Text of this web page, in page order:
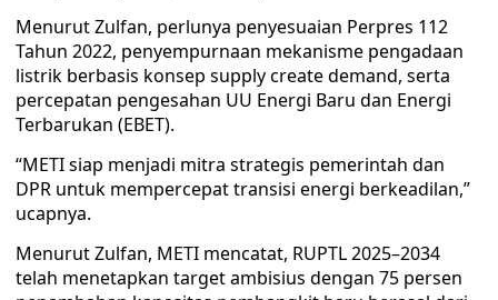
Menurut Zulfan, perlunya penyesuaian Perpres 112
Tahun 2022, penyempurnaan mekanisme pengadaan
listrik berbasis konsep supply create demand, serta
percepatan pengesahan UU Energi Baru dan Energi
Terbarukan (EBET).
“METI siap menjadi mitra strategis pemerintah dan
DPR untuk mempercepat transisi energi berkeadilan,”
ucapnya.
Menurut Zulfan, METI mencatat, RUPTL 2025–2034
telah menetapkan target ambisius dengan 75 persen